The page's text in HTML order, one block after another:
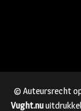
© Auteursrecht
Vught.nu